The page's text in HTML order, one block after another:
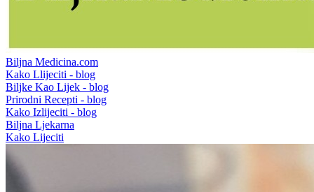
Biljna Medicina.com
Kako Llijeciti - blog
Biljke Kao Lijek - blog
Prirodni Recepti - blog
Kako Izlijeciti - blog
Biljna Ljekarna
Kako Lijeciti